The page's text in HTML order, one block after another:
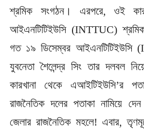
শ্রমিক সংগঠন। এরপরে, ওই
আইএনটিটিইউসি (INTTUC)
গত ১৯ ডিসেম্বর আইএনটিটিইউসি
যুবনেতা শৈলেন্দ্র সিং তার দলবল
কারখানা থেকে এআইটিইউসি’র
রাজনৈতিক দলের পতাকা নামিয়ে
জেলার রাজনৈতিক মহলে! এবার,